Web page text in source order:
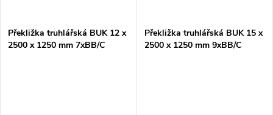
Překližka truhlářská BUK 12 x
2500 x 1250 mm 7xBB/C
Překližka truhlářská BUK 15 x
2500 x 1250 mm 9xBB/C